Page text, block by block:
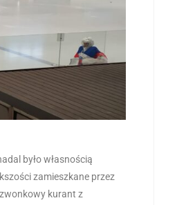
było własnością
zamieszkane przez
kurant z